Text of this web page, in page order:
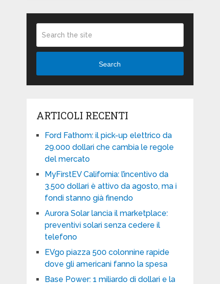
Search
ARTICOLI RECENTI
Ford Fathom: il pick-up elettrico da
29.000 dollari che cambia le regole
del mercato
MyFirstEV California: l’incentivo da
3.500 dollari è attivo da agosto, ma i
fondi stanno già finendo
Aurora Solar lancia il marketplace:
preventivi solari senza cedere il
telefono
EVgo piazza 500 colonnine rapide
dove gli americani fanno la spesa
Base Power: 1 miliardo di dollari e la